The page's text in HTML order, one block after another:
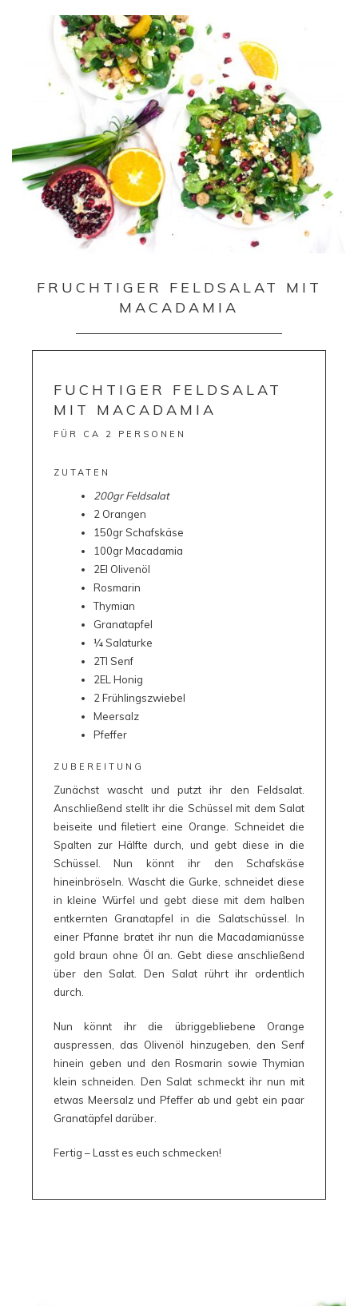
FRUCHTIGER FELDSALAT MIT
MACADAMIA
FUCHTIGER FELDSALAT
MIT MACADAMIA
FÜR CA 2 PERSONEN
ZUTATEN
200gr Feldsalat
2 Orangen
150gr Schafskäse
100gr Macadamia
2El Olivenöl
Rosmarin
Thymian
Granatapfel
¼ Salaturke
2Tl Senf
2EL Honig
2 Frühlingszwiebel
Meersalz
Pfeffer
ZUBEREITUNG
Zunächst wascht und putzt ihr den Feldsalat.
Anschließend stellt ihr die Schüssel mit dem Salat
beiseite und filetiert eine Orange. Schneidet die
Spalten zur Hälfte durch, und gebt diese in die
Schüssel. Nun könnt ihr den Schafskäse
hineinbröseln. Wascht die Gurke, schneidet diese
in kleine Würfel und gebt diese mit dem halben
entkernten Granatapfel in die Salatschüssel. In
einer Pfanne bratet ihr nun die Macadamianüsse
gold braun ohne Öl an. Gebt diese anschließend
über den Salat. Den Salat rührt ihr ordentlich
durch.
Nun könnt ihr die übriggebliebene Orange
auspressen, das Olivenöl hinzugeben, den Senf
hinein geben und den Rosmarin sowie Thymian
klein schneiden. Den Salat schmeckt ihr nun mit
etwas Meersalz und Pfeffer ab und gebt ein paar
Granatäpfel darüber.
Fertig – Lasst es euch schmecken!